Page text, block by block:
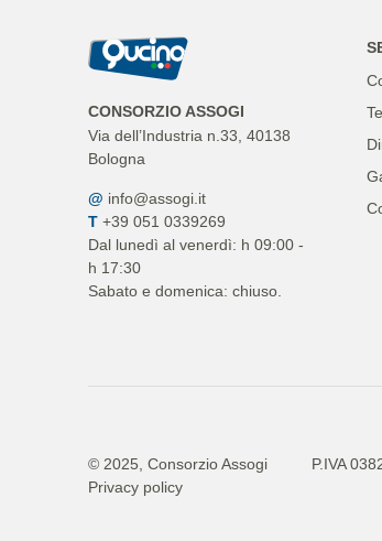
CONSORZIO ASSOGI
Via dell’Industria n.33, 40138
Bologna
@ info@assogi.it
T +39 051 0339269
Dal lunedì al venerdì: h 09:00 -
h 17:30
Sabato e domenica: chiuso.
© 2025, Consorzio Assogi P.IVA
Privacy policy